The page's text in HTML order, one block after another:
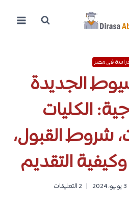
في مصر
الجديدة
الكليات
شروط القبول،
التقديم
3 يوليو، 2024 2 التعليقات